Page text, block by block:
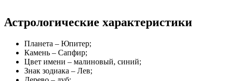
Астрологические характеристики
Планета – Юпитер;
Камень – Сапфир;
Цвет имени – малиновый, синий;
Знак зодиака – Лев;